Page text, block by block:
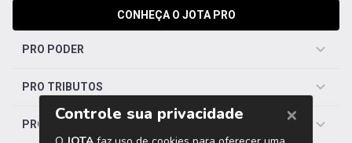
CONHEÇA O JOTA PRO
PRO PODER
PRO TRIBUTOS
PRO TRABALHISTA